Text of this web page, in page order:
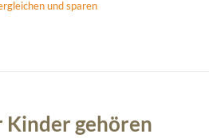
und sparen
Kinder gehören